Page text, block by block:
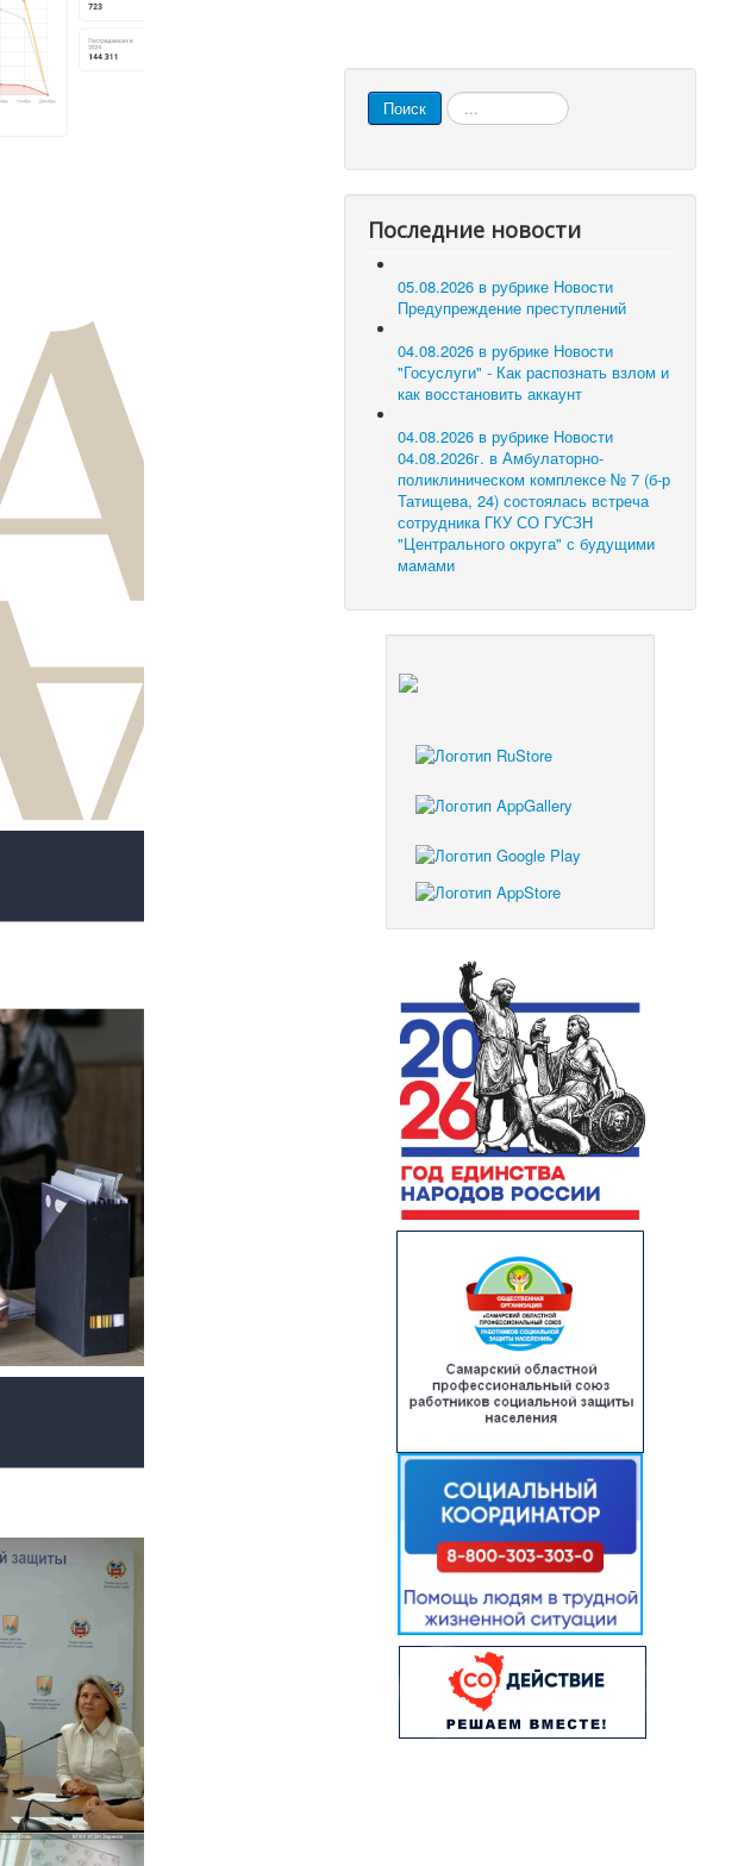
Поиск Искать...
Последние новости
05.08.2026 в рубрике Новости
Предупреждение преступлений
04.08.2026 в рубрике Новости
"Госуслуги" - Как распознать взлом и
как восстановить аккаунт
04.08.2026 в рубрике Новости
04.08.2026г. в Амбулаторно-
поликлиническом комплексе № 7 (б-р
Татищева, 24) состоялась встреча
сотрудника ГКУ СО ГУСЗН
"Центрального округа" с будущими
мамами